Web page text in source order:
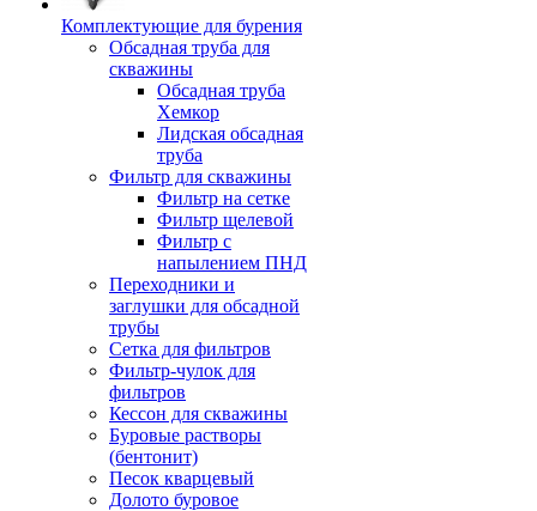
Комплектующие для бурения
Обсадная труба для
скважины
Обсадная труба
Хемкор
Лидская обсадная
труба
Фильтр для скважины
Фильтр на сетке
Фильтр щелевой
Фильтр с
напылением ПНД
Переходники и
заглушки для обсадной
трубы
Сетка для фильтров
Фильтр-чулок для
фильтров
Кессон для скважины
Буровые растворы
(бентонит)
Песок кварцевый
Долото буровое